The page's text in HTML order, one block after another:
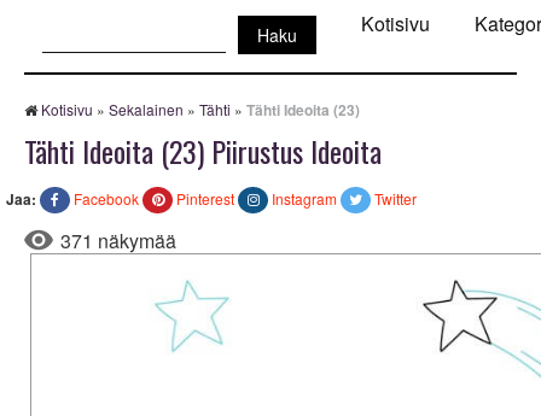
Kotisivu
Kotisivu » Sekalainen » Tähti » Tähti Ideoita (23)
Tähti Ideoita (23) Piirustus Ideoita
Jaa: Facebook Pinterest Instagram Twitter
371 näkymää